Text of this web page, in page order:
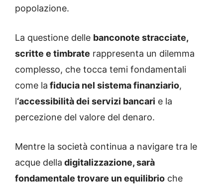
popolazione.
La questione delle banconote stracciate,
scritte e timbrate rappresenta un dilemma
complesso, che tocca temi fondamentali
come la fiducia nel sistema finanziario,
l‘accessibilità dei servizi bancari e la
percezione del valore del denaro.
Mentre la società continua a navigare tra le
acque della digitalizzazione, sarà
fondamentale trovare un equilibrio che